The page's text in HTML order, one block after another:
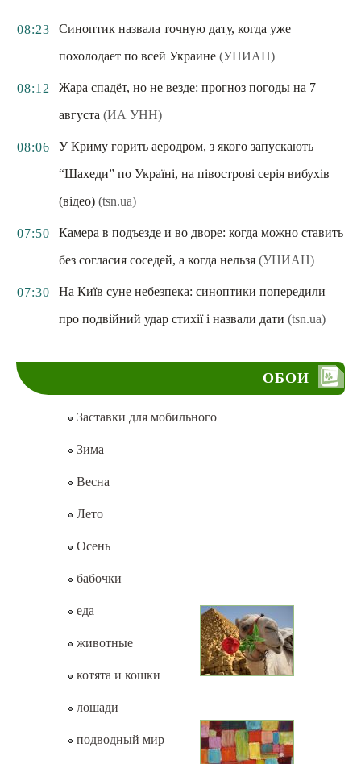
08:23
Синоптик назвала точную дату, когда уже
похолодает по всей Украине (УНИАН)
08:12
Жара спадёт, но не везде: прогноз погоды на 7
августа (ИА УНН)
08:06
У Криму горить аеродром, з якого запускають
“Шахеди” по Україні, на півострові серія вибухів
(відео) (tsn.ua)
07:50
Камера в подъезде и во дворе: когда можно ставить
без согласия соседей, а когда нельзя (УНИАН)
07:30
На Київ суне небезпека: синоптики попередили
про подвійний удар стихії і назвали дати (tsn.ua)
ОБОИ
Заставки для мобильного
Зима
Весна
Лето
Осень
бабочки
еда
животные
котята и кошки
лошади
подводный мир